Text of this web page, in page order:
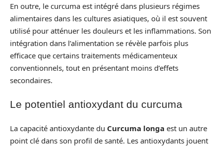
En outre, le curcuma est intégré dans plusieurs régimes
alimentaires dans les cultures asiatiques, où il est souvent
utilisé pour atténuer les douleurs et les inflammations. Son
intégration dans l’alimentation se révèle parfois plus
efficace que certains traitements médicamenteux
conventionnels, tout en présentant moins d’effets
secondaires.
Le potentiel antioxydant du curcuma
La capacité antioxydante du Curcuma longa est un autre
point clé dans son profil de santé. Les antioxydants jouent